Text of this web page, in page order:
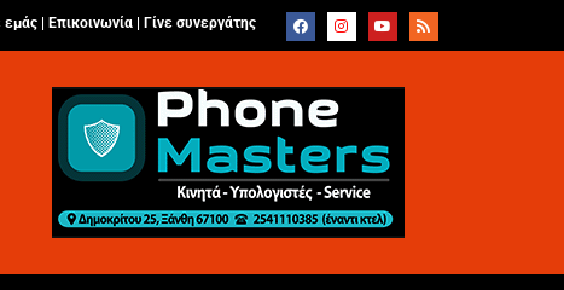
| Επικοινωνία Γίνε συνεργάτης